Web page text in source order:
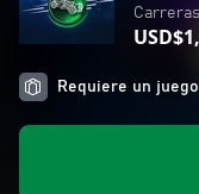
Requiere un juego